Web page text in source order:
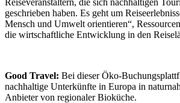
geschrieben haben. Es geht um
Mensch und Umwelt orientieren“,
die wirtschaftliche Entwicklung in den
Good Travel: Bei dieser Öko-
nachhaltige Unterkünfte in Europa in
Anbieter von regionaler Bioküche.